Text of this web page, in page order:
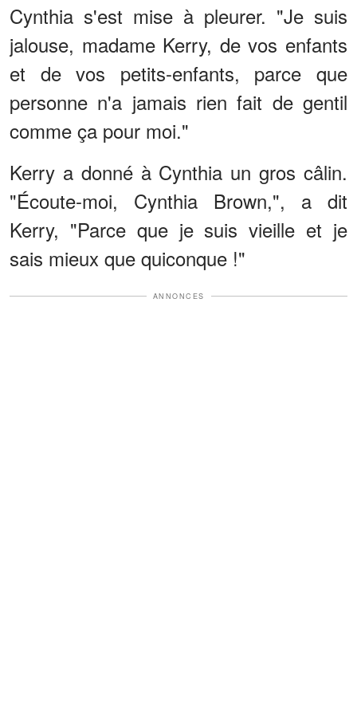
Cynthia s'est mise à pleurer. "Je suis
jalouse, madame Kerry, de vos enfants
et de vos petits-enfants, parce que
personne n'a jamais rien fait de gentil
comme ça pour moi."
Kerry a donné à Cynthia un gros câlin.
"Écoute-moi, Cynthia Brown,", a dit
Kerry, "Parce que je suis vieille et je
sais mieux que quiconque !"
ANNONCES